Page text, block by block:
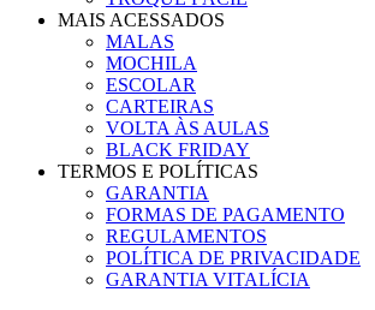
MAIS ACESSADOS
MALAS
MOCHILA
ESCOLAR
CARTEIRAS
VOLTA ÀS AULAS
BLACK FRIDAY
TERMOS E POLÍTICAS
GARANTIA
FORMAS DE PAGAMENTO
REGULAMENTOS
POLÍTICA DE PRIVACIDADE
GARANTIA VITALÍCIA